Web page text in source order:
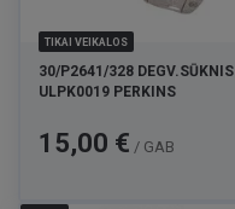
TIKAI VEIKALOS
30/P2641/328 DEGV.SŪKNIS
ULPK0019 PERKINS
Cena
15,00 € / GAB